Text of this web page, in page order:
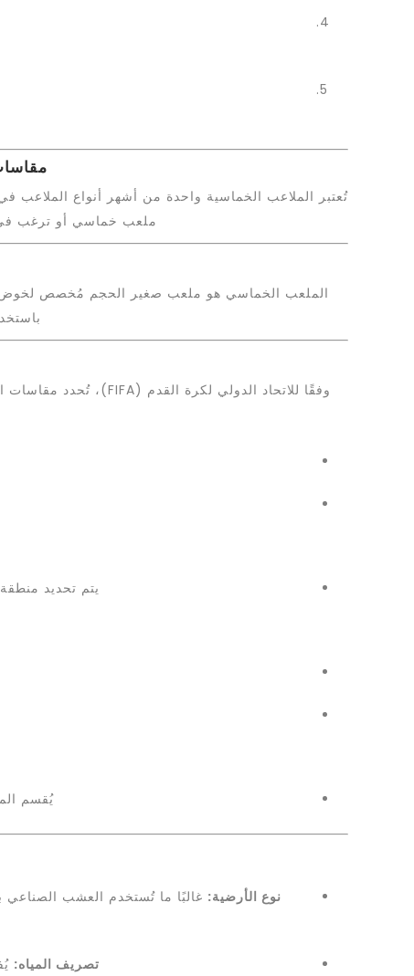
تُعتبر الملاعب الخماسية واحدة من أشهر أنواع الملاعب
ملعب خماسي أو ترغب في
الملعب الخماسي هو ملعب صغير الحجم مُخصص لخوض
وفقًا للاتحاد الدولي لكرة القدم (FIFA)، تُحدد مقاسات الملاعب الخماسية بناءً على مجموعة من المواصفات القياسية لضمان تجربة لعب متكاملة. المقاسات النموذجية هي كالتالي:
يتم تحديد منطقة الجزاء
يُقسم
نوع الأرضية: غالبًا ما تُستخدم العشب
تصريف المياه: